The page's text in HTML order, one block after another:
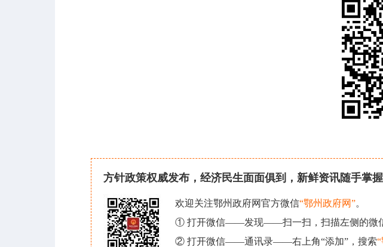
方针政策权威发布，经济民生面面俱到，新鲜资讯随手掌握
欢迎关注鄂州政府网官方微信“鄂州政府网”。
① 打开微信——发现——扫一扫，扫描左侧的微信
② 打开微信——通讯录——右上角“添加”，搜索